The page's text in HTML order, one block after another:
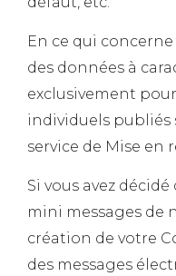
En ce qui
des données à
exclusivement
individuels publiés
service de Mise en
Si vous avez
mini messages de
création de votre
des messages